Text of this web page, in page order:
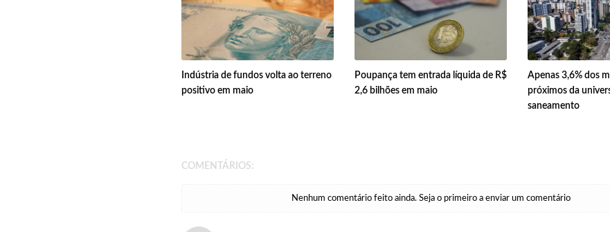
Indústria de fundos volta ao terreno
positivo em maio
Poupança tem entrada líquida de R$
2,6 bilhões em maio
Apenas 3,6% dos
próximos da
saneamento
COMENTÁRIOS:
Nenhum comentário feito ainda. Seja o primeiro a enviar um comentário